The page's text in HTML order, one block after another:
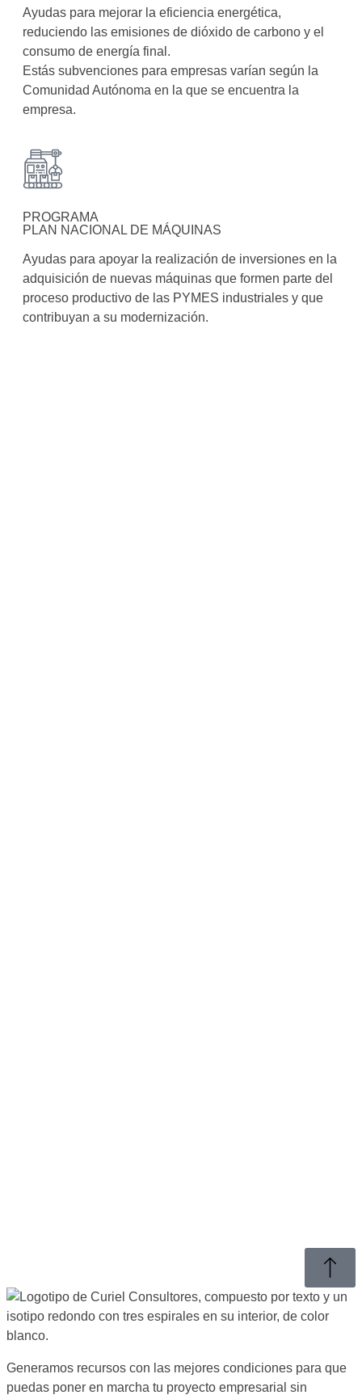
Ayudas para mejorar la eficiencia energética,
reduciendo las emisiones de dióxido de carbono y el
consumo de energía final.
Estás subvenciones para empresas varían según la
Comunidad Autónoma en la que se encuentra la
empresa.
PROGRAMA
PLAN NACIONAL DE MÁQUINAS
Ayudas para apoyar la realización de inversiones en la
adquisición de nuevas máquinas que formen parte del
proceso productivo de las PYMES industriales y que
contribuyan a su modernización.
Generamos recursos con las mejores condiciones para que
puedas poner en marcha tu proyecto empresarial sin